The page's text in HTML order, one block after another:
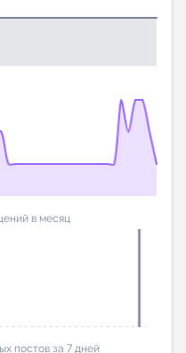
в месяц
постов за 7 дней